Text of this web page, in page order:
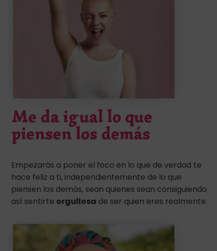
Me da igual lo que
piensen los demás
Empezarás a poner el foco en lo que de verdad te
hace feliz a ti, independientemente de lo que
piensen los demás, sean quienes sean consiguiendo
así sentirte orgullosa de ser quien eres realmente.